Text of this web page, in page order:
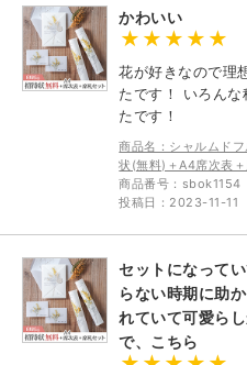
かわいい
花が好きなので理
たです！ いろんな
たです！
商品名：シャルムド
状(無料)＋A4席次表＋
商品番号：sbok1154
投稿日：2023-11-11
セットになって
らない時期に助
れていて可愛ら
で、こちら